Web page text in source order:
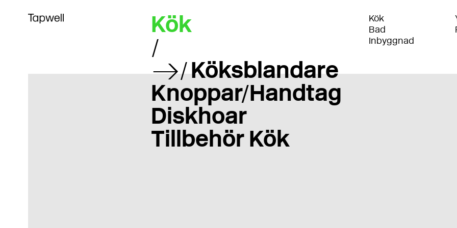
Kök
Köksblandare
Knoppar/Handtag
Diskhoar
Tillbehör Kök
Kök
Bad
Inbyggnad